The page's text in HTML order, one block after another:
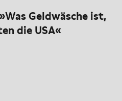
Geldwäsche ist,
die USA«